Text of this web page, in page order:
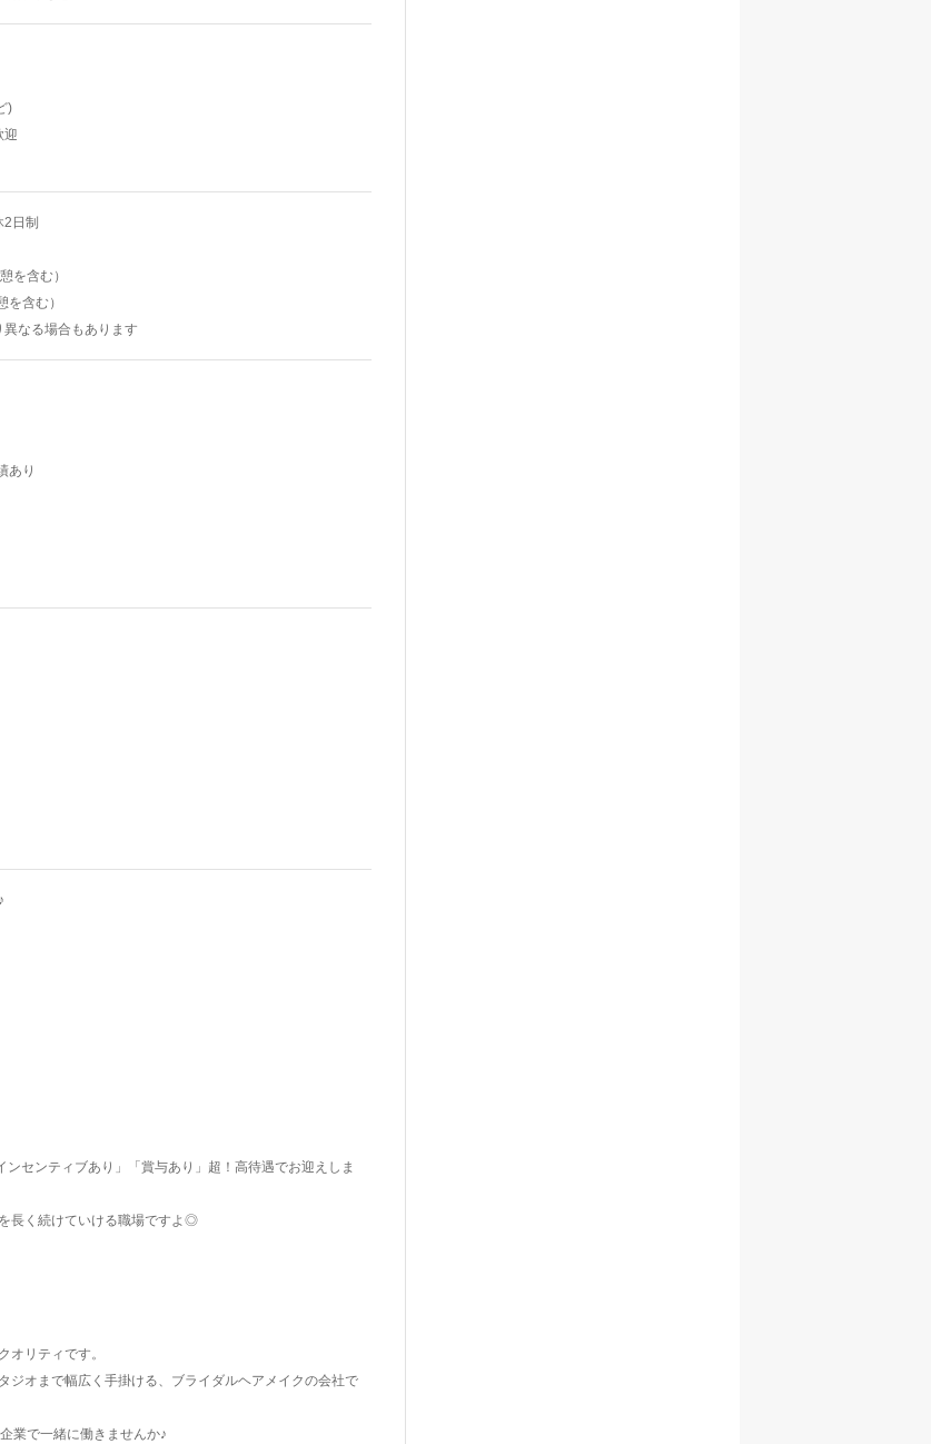
)
迎
日制
含む）
含む）
なる場合もあります
あり
センティブあり」「賞与あり」超！高待遇でお迎えしま
長く続けていける職場ですよ◎
オリティです。
ジオまで幅広く手掛ける、ブライダルヘアメイクの会社で
業で一緒に働きませんか♪